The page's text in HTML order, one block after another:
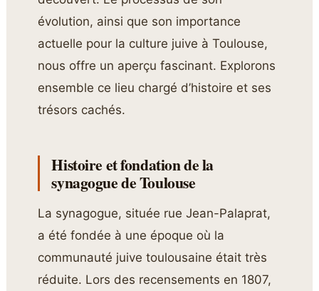
évolution, ainsi que son importance
actuelle pour la culture juive à Toulouse,
nous offre un aperçu fascinant. Explorons
ensemble ce lieu chargé d’histoire et ses
trésors cachés.
Histoire et fondation de la
synagogue de Toulouse
La synagogue, située rue Jean-Palaprat,
a été fondée à une époque où la
communauté juive toulousaine était très
réduite. Lors des recensements en 1807,